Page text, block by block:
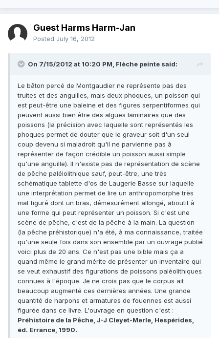
Guest Harms Harm-Jan
Posted July 16, 2012
On 7/15/2012 at 10:20 PM, Flèche peinte said:
Le bâton percé de Montgaudier ne représente pas des
truites et des anguilles, mais deux phoques, un poisson qui
est peut-être une baleine et des figures serpentiformes qui
peuvent aussi bien être des algues laminaires que des
poissons (la précision avec laquelle sont représentés les
phoques permet de douter que le graveur soit d'un seul
coup devenu si maladroit qu'il ne parvienne pas à
représenter de façon crédible un poisson aussi simple
qu'une anguille). Il n'existe pas de représentation de scène
de pêche palélolithique sauf, peut-être, une très
schématique tablette d'os de Laugerie Basse sur laquelle
une interprétation permet de lire un anthropomorphe très
mal figuré dont un bras, démesurément allongé, aboutit à
une forme qui peut représenter un poisson. Si c'est une
scène de pêche, c'est de la pêche à la main. La question
(la pêche préhistorique) n'a été, à ma connaissance, traitée
qu'une seule fois dans son ensemble par un ouvrage publié
voici plus de 20 ans. Ce n'est pas une bible mais ça a
quand même le grand mérite de présenter un inventaire qui
se veut exhaustif des figurations de poissons paléolithiques
connues à l'époque. Je ne crois pas que le corpus ait
beaucoup augmenté ces dernières années. Une grande
quantité de harpons et armatures de fouennes est aussi
figurée dans ce livre. L'ouvrage en question c'est :
Préhistoire de la Pêche, J-J Cleyet-Merle, Hespérides,
éd. Errance, 1990.